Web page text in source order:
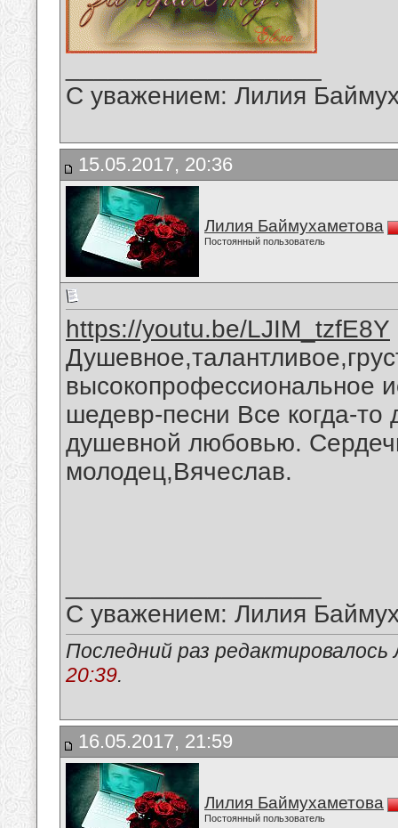
С уважением: Лилия
15.05.2017, 20:36
Лилия Баймухаметова
Постоянный пользователь
https://youtu.be/LJIM_tzfE8Y
высокопрофессиональное
шедевр-песни Все когда-то
душевной любовью.
молодец,Вячеслав.
С уважением: Лилия
Последний раз
20:39.
16.05.2017, 21:59
Лилия Баймухаметова
Постоянный пользователь